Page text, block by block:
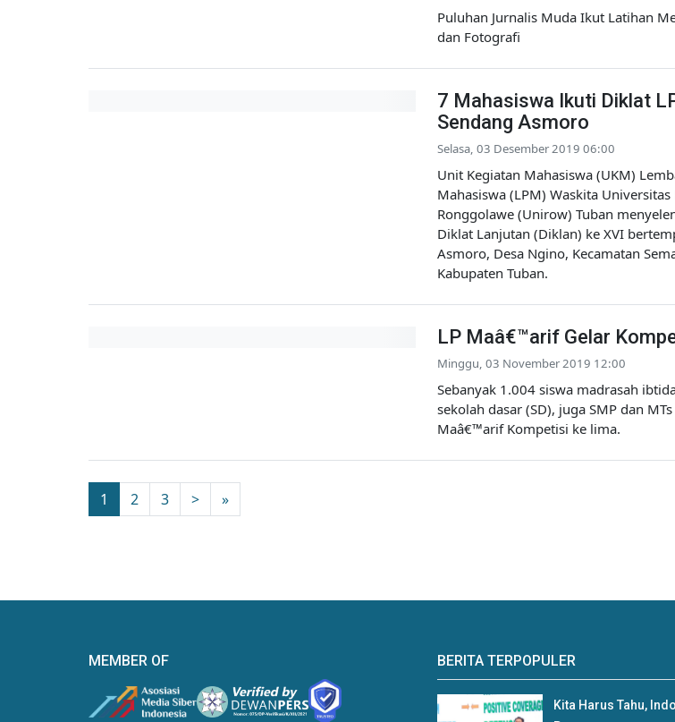
Puluhan Jurnalis Muda Ikut Latihan
dan Fotografi
7 Mahasiswa Ikuti Diklat
Sendang Asmoro
Selasa, 03 Desember 2019 06:00
Unit Kegiatan Mahasiswa (UKM)
Mahasiswa (LPM) Waskita Universitas
Ronggolawe (Unirow) Tuban
Diklat Lanjutan (Diklan) ke XVI
Asmoro, Desa Ngino, Kecamatan
Kabupaten Tuban.
LP Maâ€™arif Gelar
Minggu, 03 November 2019 12:00
Sebanyak 1.004 siswa madrasah
sekolah dasar (SD), juga SMP dan
Maâ€™arif Kompetisi ke lima.
1 2 3 > »
MEMBER OF BERITA TERPOPULER
Kita Harus Tahu,